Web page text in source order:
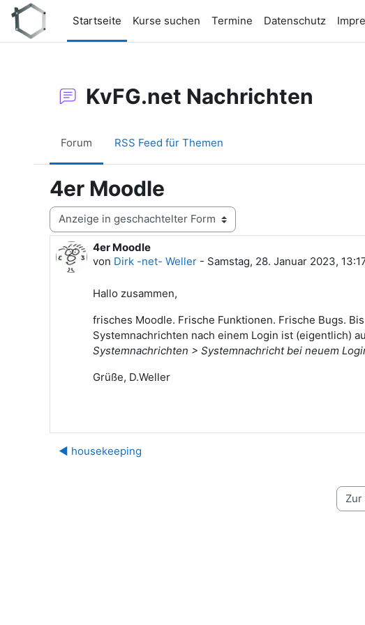
Zum Hauptinhalt
Startseite
Kurse suchen Termine Datenschutz
KvFG.net Nachrichten
Forum RSS Feed für Themen
4er Moodle
Anzeigemodus
4er Moodle
von Dirk -net- Weller - Samstag, 28. Januar 2023,
Anzahl Antworten: 0
Hallo zusammen,
frisches Moodle. Frische Funktionen. Frische Bugs.
Systemnachrichten nach einem Login ist (eigentlich)
Systemnachrichten > Systemnachricht bei neuem
Grüße, D.Weller
◀︎ housekeeping
Zur